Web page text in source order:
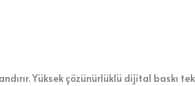
Yüksek çözünürlüklü dijital baskı